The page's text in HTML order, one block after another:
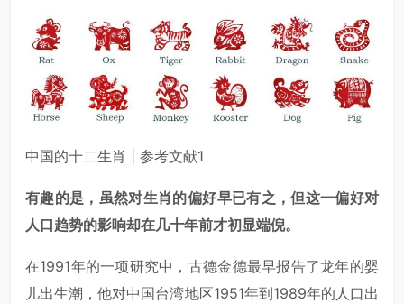
中国的十二生肖 | 参考文献1
有趣的是，虽然对生肖的偏好早已有之，但这一偏好对
人口趋势的影响却在几十年前才初显端倪。
在1991年的一项研究中，古德金德最早报告了龙年的婴
儿出生潮，他对中国台湾地区1951年到1989年的人口出